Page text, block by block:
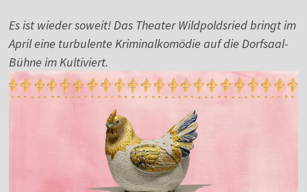
Es ist wieder soweit! Das Theater Wildpoldsried bringt im
April eine turbulente Kriminalkomödie auf die Dorfsaal-
Bühne im Kultiviert.